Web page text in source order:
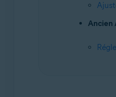
Ancien